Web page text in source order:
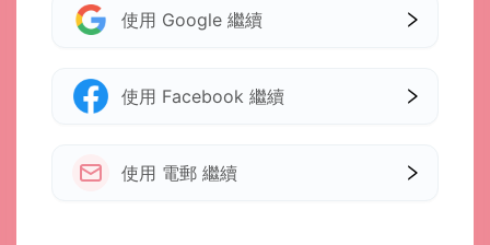
使用 Google 繼續
使用 Facebook 繼續
使用 電郵 繼續